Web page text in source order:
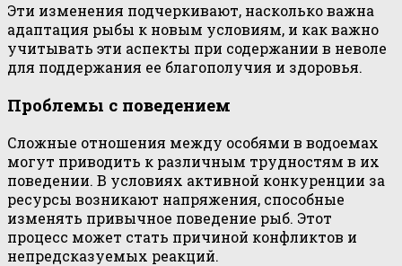
Эти изменения подчеркивают, насколько важна
адаптация рыбы к новым условиям, и как важно
учитывать эти аспекты при содержании в неволе
для поддержания ее благополучия и здоровья.
Проблемы с поведением
Сложные отношения между особями в водоемах
могут приводить к различным трудностям в их
поведении. В условиях активной конкуренции за
ресурсы возникают напряжения, способные
изменять привычное поведение рыб. Этот
процесс может стать причиной конфликтов и
непредсказуемых реакций.